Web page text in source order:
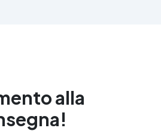
alla